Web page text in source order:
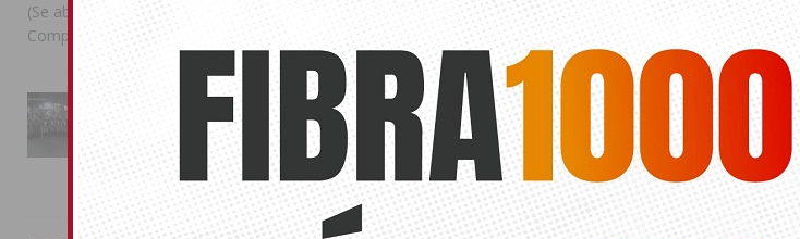
Las personas interesadas ya pueden formalizar su
Instituto Municipal de Cultura. Con esta iniciativa, el
ampliando su programación cultural y formativa,
promueven el aprendizaje de nuevas disciplinas
participación ciudadana.
Compártelo:
(Se abre en una ventana nueva) Facebook
Compartir en
La Entrada Cristiana llena de
esplendor las calles de
Almoradí en una multitudinaria
jornada festera
02/08/2026